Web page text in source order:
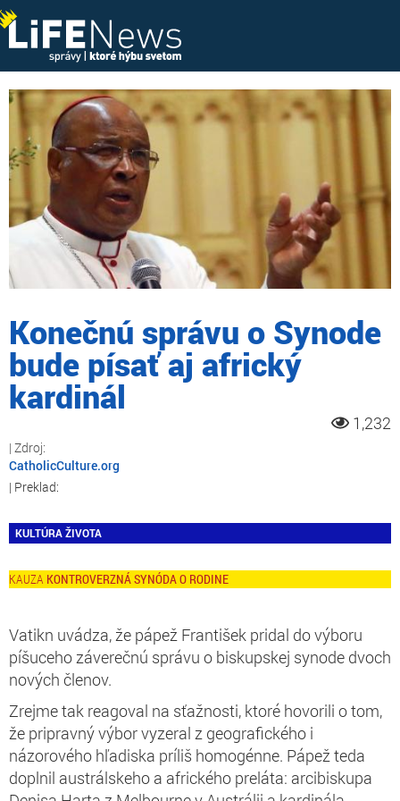
Konečnú správu o Synode
bude písať aj africký
kardinál
1,232
CatholicCulture.org
KULTÚRA ŽIVOTA
KONTROVERZNÁ SYNÓDA O RODINE
Vatikn uvádza, že pápež František pridal do výboru
píšuceho záverečnú správu o biskupskej synode dvoch
nových členov.
Zrejme tak reagoval na sťažnosti, ktoré hovorili o tom,
že pripravný výbor vyzeral z geografického i
názorového hľadiska príliš homogénne. Pápež teda
doplnil austrálskeho a afrického preláta: arcibiskupa